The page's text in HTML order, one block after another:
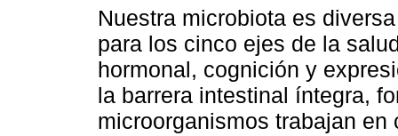
Nuestra microbiota es
para los cinco ejes de la
hormonal, cognición y
la barrera intestinal íntegra,
microorganismos trabajan